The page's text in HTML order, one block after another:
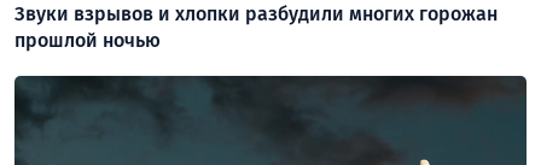
Звуки взрывов и хлопки разбудили многих горожан
прошлой ночью